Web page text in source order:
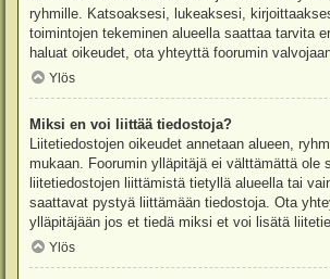
ryhmille. Katsoaksesi, lukeaksesi,
toimintojen tekeminen alueella saattaa tarvita
haluat oikeudet, ota yhteyttä foorumin
Ylös
Miksi en voi liittää tiedostoja?
Liitetiedostojen oikeudet annetaan alueen,
mukaan. Foorumin ylläpitäjä ei välttämättä ole
liitetiedostojen liittämistä tietyllä alueella tai
saattavat pystyä liittämään tiedostoja. Ota
ylläpitäjään jos et tiedä miksi et voi lisätä
Ylös